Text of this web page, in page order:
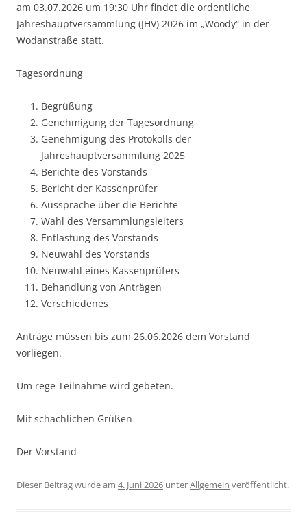
am 03.07.2026 um 19:30 Uhr findet die ordentliche
Jahreshauptversammlung (JHV) 2026 im „Woody“ in der
Wodanstraße statt.
Tagesordnung
Begrüßung
Genehmigung der Tagesordnung
Genehmigung des Protokolls der
Jahreshauptversammlung 2025
Berichte des Vorstands
Bericht der Kassenprüfer
Aussprache über die Berichte
Wahl des Versammlungsleiters
Entlastung des Vorstands
Neuwahl des Vorstands
Neuwahl eines Kassenprüfers
Behandlung von Anträgen
Verschiedenes
Anträge müssen bis zum 26.06.2026 dem Vorstand
vorliegen.
Um rege Teilnahme wird gebeten.
Mit schachlichen Grüßen
Der Vorstand
Dieser Beitrag wurde am 4. Juni 2026 unterAllgemein veröffentlicht.